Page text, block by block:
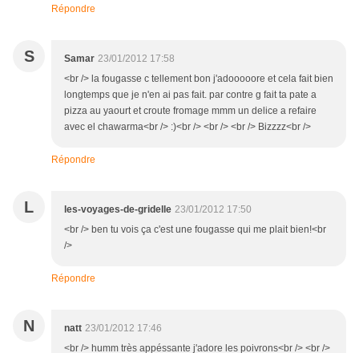
Répondre
S Samar 23/01/2012 17:58
<br /> la fougasse c tellement bon j'adooooore et cela fait bien
longtemps que je n'en ai pas fait. par contre g fait ta pate a
pizza au yaourt et croute fromage mmm un delice a refaire
avec el chawarma<br /> :)<br /> <br /> <br /> Bizzzz<br />
Répondre
L les-voyages-de-gridelle 23/01/2012 17:50
<br /> ben tu vois ça c'est une fougasse qui me plait bien!<br
/>
Répondre
N natt 23/01/2012 17:46
<br /> humm très appéssante j'adore les poivrons<br /> <br />